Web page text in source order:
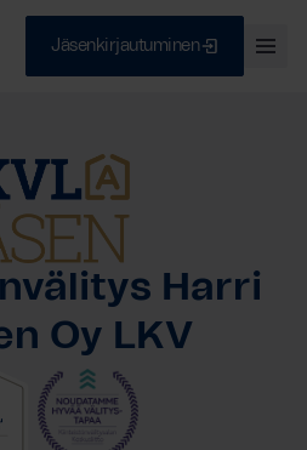
Jäsenkirjautuminen
Harri
Oy LKV